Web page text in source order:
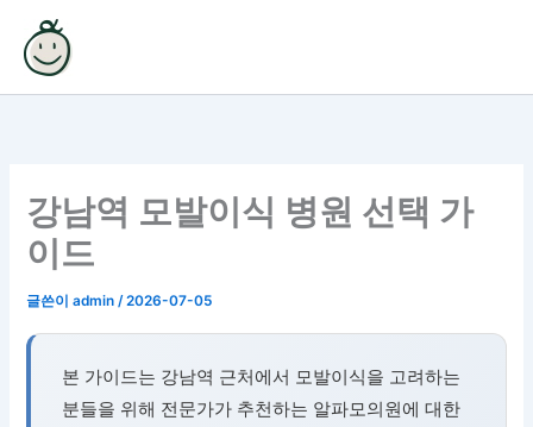
로
강남역 모발이식 병원 선택 가
이드
글쓴이admin/2026-07-05
본 가이드는 강남역 근처에서 모발이식을 고려하는
분들을 위해 전문가가 추천하는 알파모의원에 대한